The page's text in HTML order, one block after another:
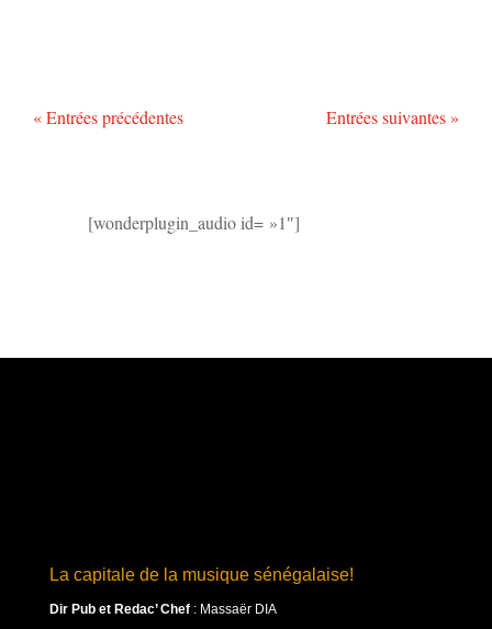
« Entrées précédentes Entrées suivantes »
[wonderplugin_audio id= »1″]
La capitale de la musique sénégalaise!
Dir Pub et Redac’ Chef: Massaër DIA